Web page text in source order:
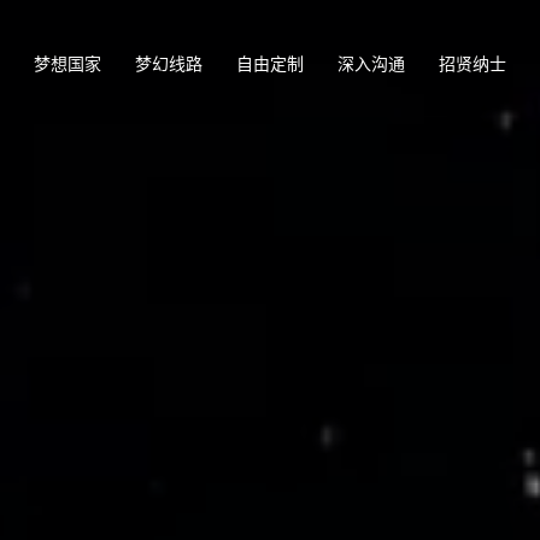
梦想国家 梦幻线路 自由定制 深入沟通 招贤纳士